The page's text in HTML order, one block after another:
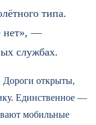
типа.
нет», —
службах.
Дороги открыты,
Единственное —
мобильные